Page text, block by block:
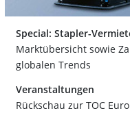
Special: Stapler-
Marktübersicht sowie
globalen Trends
Veranstaltungen
Rückschau zur TOC